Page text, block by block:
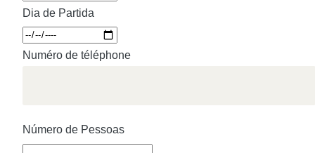
Dia de Partida
Numéro de téléphone
Número de Pessoas